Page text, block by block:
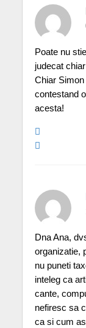
Poate nu
judecat
Chiar
contestand
acesta!
Dna Ana,
organizatie,
nu puneti
inteleg ca
cante,
nefiresc sa
ca si cum